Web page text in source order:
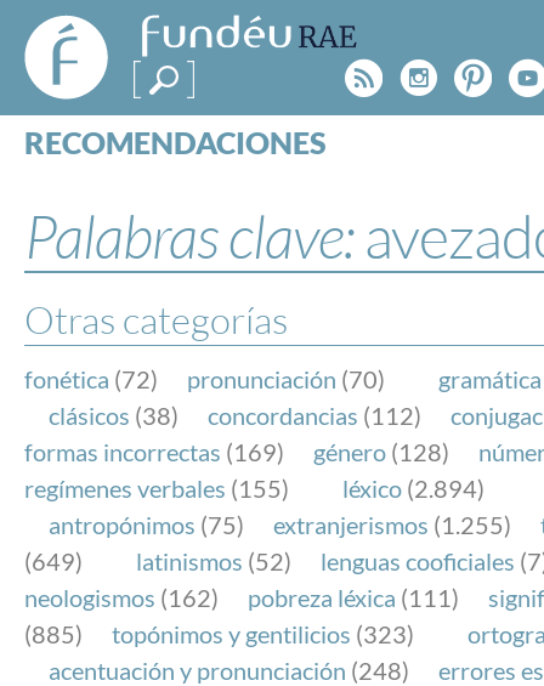
FundéuRAE
- Fundación
del Español
Urgente
Rss
RECOMENDACIONES
ESPECIALES
BLOG
NOTICIAS
SOBRE LA FUNDÉURAE
FundéuRAE es una fundación patrocinada por la
y la Real Academia Española, cuyo objetivo es
el buen uso del español en los medios de
Internet.
Palabras clave:
Otras categorías
fonética (72) pronunciación (70) gramática
clásicos (38) concordancias (112)
formas incorrectas (169) género (128)
regímenes verbales (155) léxico (2.894)
antropónimos (75) extranjerismos (1.255)
(649)
latinismos (52) lenguas cooficiales
neologismos (162) pobreza léxica (111)
(885)
topónimos y gentilicios (323)
acentuación y pronunciación (248)
errores